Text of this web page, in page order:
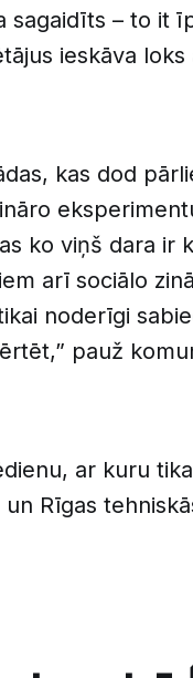
sagaidīts – to it
ieskāva
kas dod
ko viņš dara ir
arī sociālo
noderīgi
pauž
ar kuru
Rīgas